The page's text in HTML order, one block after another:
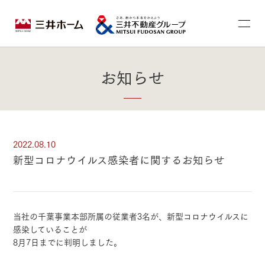
お知らせ
2022.08.10
新型コロナウイルス感染者に関するお知らせ
当社の千葉事業本部所属の従業者3名が、新型コロナウイルスに
感染していることが
8月7日までに判明しました。